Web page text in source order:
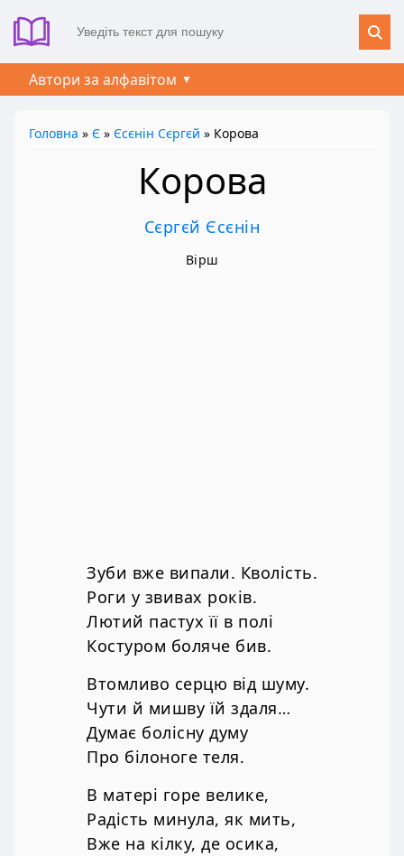
Автори за алфавітом
Головна » Є » Єсєнін Сєргєй » Корова
Корова
Сєргєй Єсєнін
Вірш
Зуби вже випали. Кволість.
Роги у звивах років.
Лютий пастух її в полі
Костуром боляче бив.
Втомливо серцю від шуму.
Чути й мишву їй здаля…
Думає болісну думу
Про білоноге теля.
В матері горе велике,
Радість минула, як мить,
Вже на кілку, де осика,